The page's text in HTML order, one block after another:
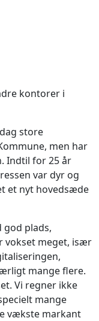
kontorer i
store
men har
Indtil for 25 år
var dyr og
et nyt hovedsæde
god plads,
vokset meget, især
mange flere.
Vi regner ikke
mange
vækste markant